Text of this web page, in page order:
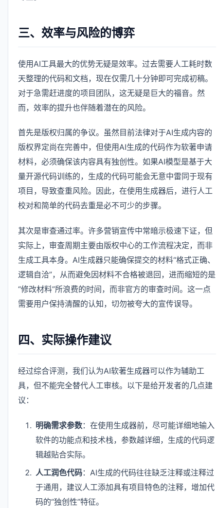
三、效率与风险的博弈
使用AI工具最大的优势无疑是效率。过去需要人工耗时数
天整理的代码和文档，现在仅需几十分钟即可完成初稿。
对于急需赶进度的项目团队，这无疑是巨大的福音。然
而，效率的提升也伴随着潜在的风险。
首先是版权归属的争议。虽然目前法律对于AI生成内容的
版权界定尚在完善中，但使用AI生成的代码作为软著申请
材料，必须确保该内容具有独创性。如果AI模型是基于大
量开源代码训练的，生成的代码可能会无意中雷同于现有
项目，导致查重风险。因此，在使用生成器后，进行人工
校对和简单的代码去重是必不可少的步骤。
其次是审查通过率。许多营销宣传中常暗示极速下证，但
实际上，审查周期主要由版权中心的工作流程决定，而非
生成工具本身。AI生成器只能确保提交的材料“格式正确、
逻辑自洽”，从而避免因材料不合格被退回，进而缩短的是
“修改材料”所浪费的时间，而非官方的审查时间。这一点
需要用户保持清醒的认知，切勿被夸大的宣传误导。
四、实际操作建议
经过综合评测，我们认为AI软著生成器可以作为辅助工
具，但不能完全替代人工审核。以下是给开发者的几点建
议：
明确需求参数：在使用生成器前，尽可能详细地输入
软件的功能点和技术栈，参数越详细，生成的代码逻
辑越贴合实际。
人工润色代码：AI生成的代码往往缺乏注释或注释过
于通用，建议人工添加具有项目特色的注释，增加代
码的“独创性”特征。